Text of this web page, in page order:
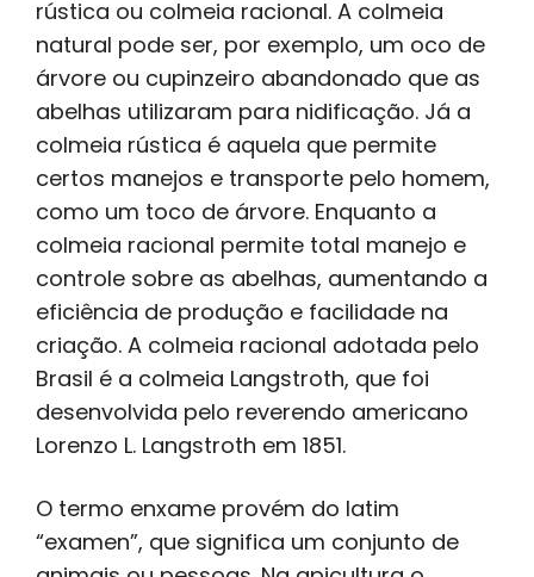
rústica ou colmeia racional. A colmeia
natural pode ser, por exemplo, um oco de
árvore ou cupinzeiro abandonado que as
abelhas utilizaram para nidificação. Já a
colmeia rústica é aquela que permite
certos manejos e transporte pelo homem,
como um toco de árvore. Enquanto a
colmeia racional permite total manejo e
controle sobre as abelhas, aumentando a
eficiência de produção e facilidade na
criação. A colmeia racional adotada pelo
Brasil é a colmeia Langstroth, que foi
desenvolvida pelo reverendo americano
Lorenzo L. Langstroth em 1851.
O termo enxame provém do latim
“examen”, que significa um conjunto de